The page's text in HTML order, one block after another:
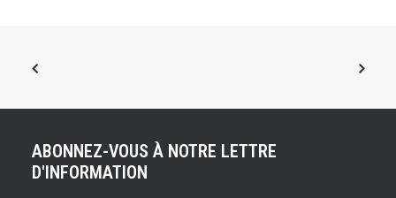
ABONNEZ-VOUS À NOTRE LETTRE
D'INFORMATION